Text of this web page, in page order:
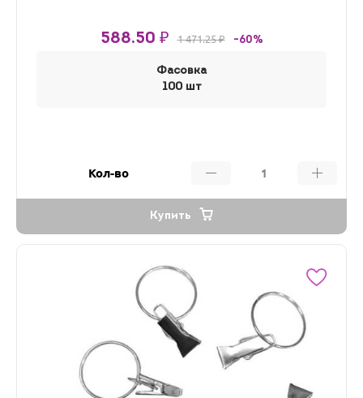
588.50 ₽ 1 471.25 ₽ -60%
Фасовка
100 шт
Кол-во
Купить